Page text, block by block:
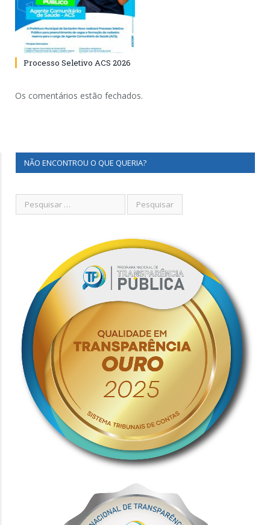
Processo Seletivo ACS 2026
Os comentários estão fechados.
NÃO ENCONTROU O QUE QUERIA?